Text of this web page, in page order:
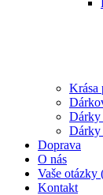
Krása
Dárky
Dárky
Doprava
O nás
Vaše otázky
Kontakt